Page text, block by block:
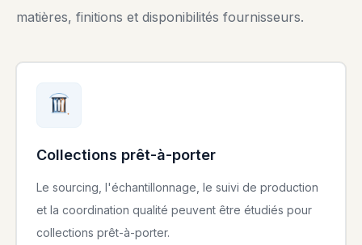
matières, finitions et disponibilités fournisseurs.
Collections prêt-à-porter
Le sourcing, l'échantillonnage, le suivi de production
et la coordination qualité peuvent être étudiés pour
collections prêt-à-porter.